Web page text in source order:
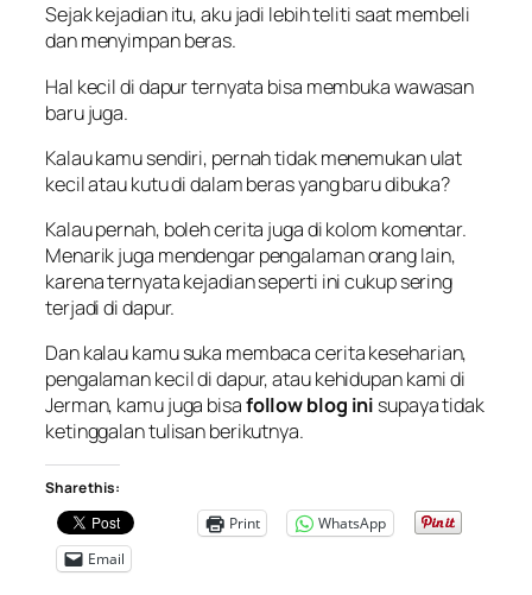
Sejak kejadian itu, aku jadi lebih teliti saat membeli
dan menyimpan beras.
Hal kecil di dapur ternyata bisa membuka wawasan
baru juga.
Kalau kamu sendiri, pernah tidak menemukan ulat
kecil atau kutu di dalam beras yang baru dibuka?
Kalau pernah, boleh cerita juga di kolom komentar.
Menarik juga mendengar pengalaman orang lain,
karena ternyata kejadian seperti ini cukup sering
terjadi di dapur.
Dan kalau kamu suka membaca cerita keseharian,
pengalaman kecil di dapur, atau kehidupan kami di
Jerman, kamu juga bisafollow blog ini supaya tidak
ketinggalan tulisan berikutnya.
Share this:
Print
WhatsApp
Email